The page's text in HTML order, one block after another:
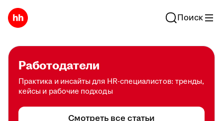
Поиск
Работодатели
Практика и инсайты для HR-специалистов: тренды,
кейсы и рабочие подходы
Смотреть все статьи